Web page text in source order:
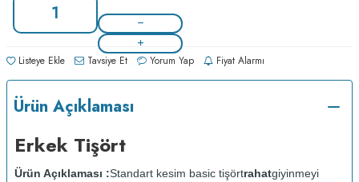
Listeye Ekle Tavsiye Et Yorum Yap Fiyat Alarmı
Ürün Açıklaması
Erkek Tişört
Ürün Açıklaması :Standart kesim basic tişörtrahatgiyinmeyi